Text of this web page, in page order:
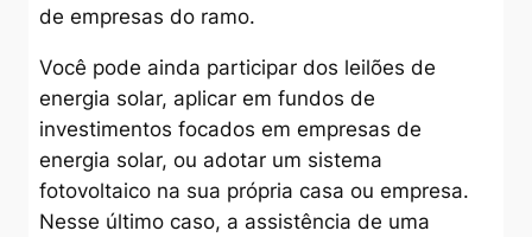
de empresas do ramo.
Você pode ainda participar dos leilões de
energia solar, aplicar em fundos de
investimentos focados em empresas de
energia solar, ou adotar um sistema
fotovoltaico na sua própria casa ou empresa.
Nesse último caso, a assistência de uma